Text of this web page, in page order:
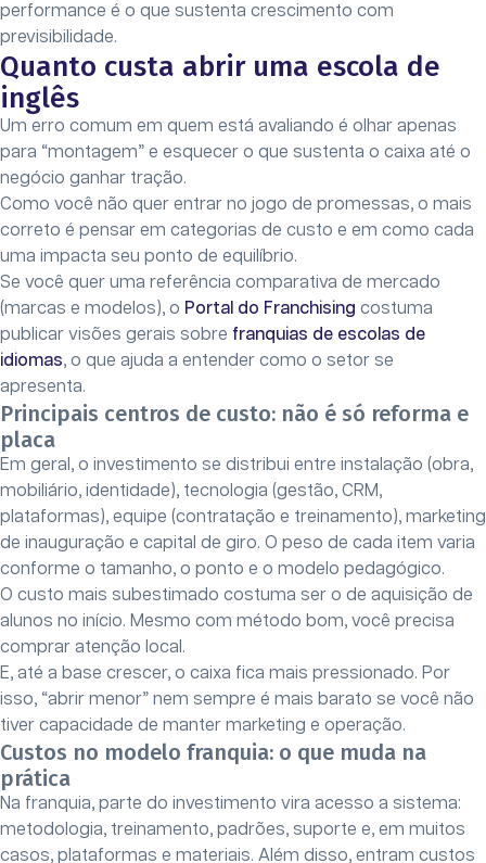
performance é o que sustenta crescimento com
previsibilidade.
Quanto custa abrir uma escola de
inglês
Um erro comum em quem está avaliando é olhar apenas
para “montagem” e esquecer o que sustenta o caixa até o
negócio ganhar tração.
Como você não quer entrar no jogo de promessas, o mais
correto é pensar em categorias de custo e em como cada
uma impacta seu ponto de equilíbrio.
Se você quer uma referência comparativa de mercado
(marcas e modelos), o Portal do Franchising costuma
publicar visões gerais sobre franquias de escolas de
idiomas, o que ajuda a entender como o setor se
apresenta.
Principais centros de custo: não é só reforma e
placa
Em geral, o investimento se distribui entre instalação (obra,
mobiliário, identidade), tecnologia (gestão, CRM,
plataformas), equipe (contratação e treinamento), marketing
de inauguração e capital de giro. O peso de cada item varia
conforme o tamanho, o ponto e o modelo pedagógico.
O custo mais subestimado costuma ser o de aquisição de
alunos no início. Mesmo com método bom, você precisa
comprar atenção local.
E, até a base crescer, o caixa fica mais pressionado. Por
isso, “abrir menor” nem sempre é mais barato se você não
tiver capacidade de manter marketing e operação.
Custos no modelo franquia: o que muda na
prática
Na franquia, parte do investimento vira acesso a sistema:
metodologia, treinamento, padrões, suporte e, em muitos
casos, plataformas e materiais. Além disso, entram custos